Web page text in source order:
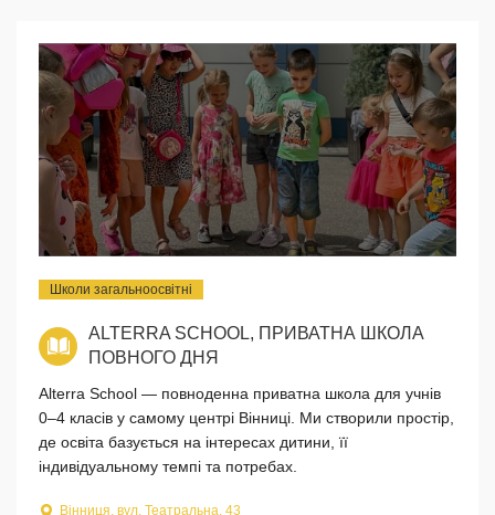
Школи загальноосвітні
ALTERRA SCHOOL, ПРИВАТНА ШКОЛА
ПОВНОГО ДНЯ
Alterra School — повноденна приватна школа для учнів
0–4 класів у самому центрі Вінниці. Ми створили простір,
де освіта базується на інтересах дитини, її
індивідуальному темпі та потребах.
Вінниця, вул. Театральна, 43